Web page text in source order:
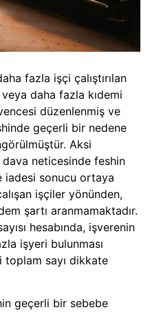
fazla işçi çalıştırılan
daha fazla kıdemi
düzenlenmiş ve
geçerli bir nedene
Aksi
neticesinde feshin
iadesi sonucu ortaya
işçiler yönünden,
şartı aranmamaktadır.
hesabında, işverenin
işyeri bulunması
toplam sayı dikkate
geçerli bir sebebe